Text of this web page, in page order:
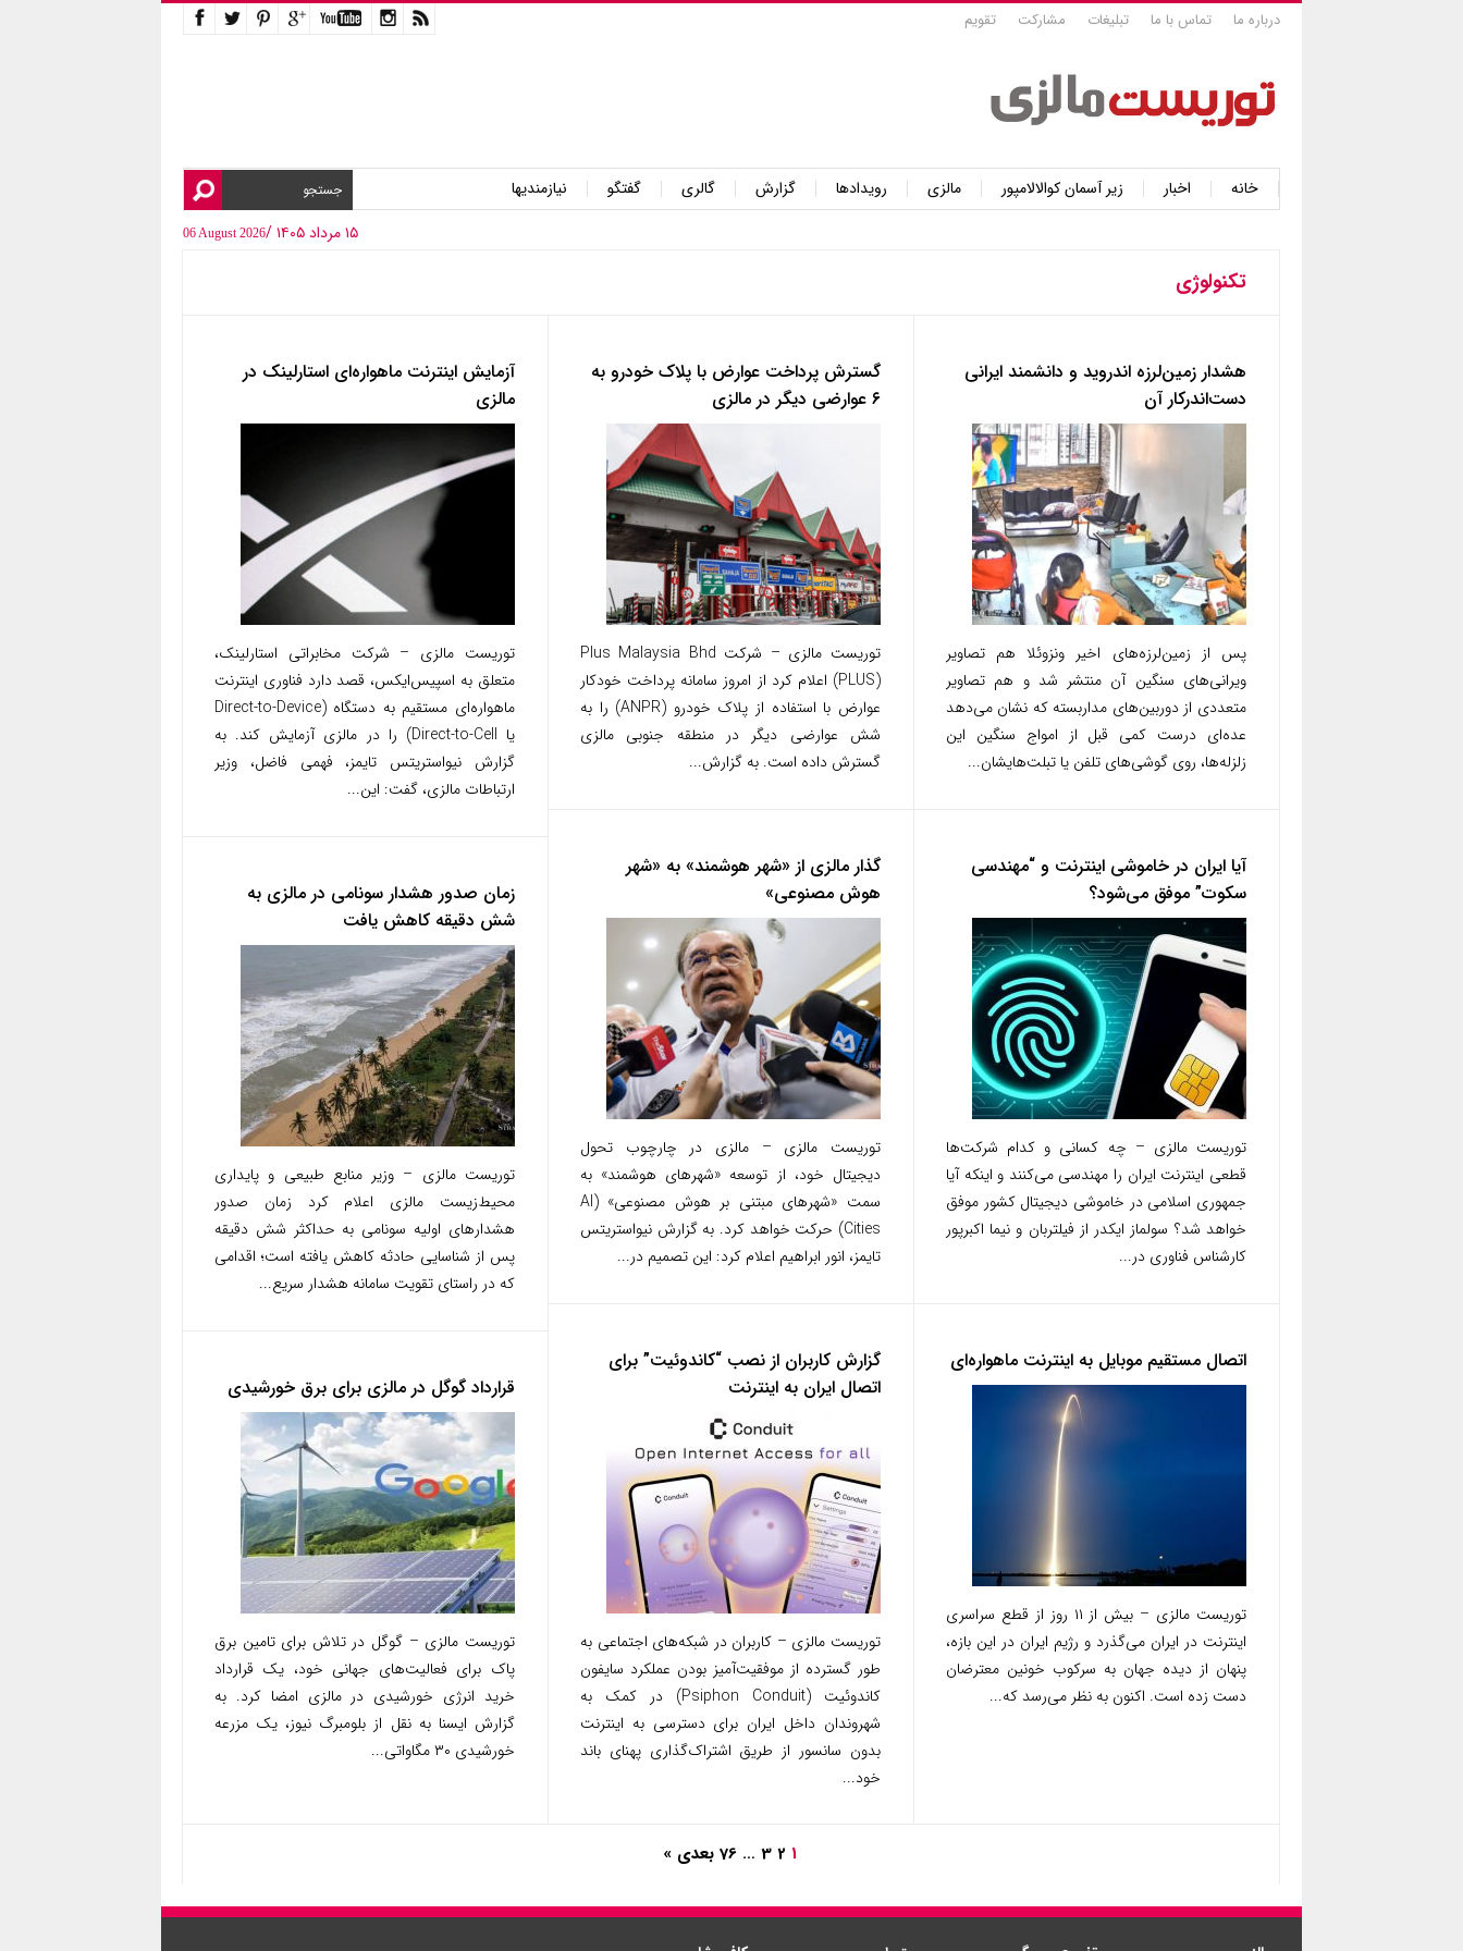
درباره ما تماس با ما تبلیغات مشارکت تقویم
خانه اخبار زیر آسمان کوالالامپور مالزی رویدادها گزارش گالری گفتگو
نیازمندیها
۱۵ مرداد ۱۴۰۵ /
06 August 2026
تکنولوژی
آزمایش اینترنت ماهواره‌ای استارلینک در
مالزی
توریست مالزی – شرکت مخابراتی استارلینک،
متعلق به اسپیس‌ایکس، قصد دارد فناوری اینترنت
ماهواره‌ای مستقیم به دستگاه (Direct-to-Device
یا Direct-to-Cell) را در مالزی آزمایش کند. به
گزارش نیواستریتس تایمز، فهمی فاضل، وزیر
ارتباطات مالزی، گفت: این...
گسترش پرداخت عوارض با پلاک خودرو به
۶ عوارضی دیگر در مالزی
توریست مالزی – شرکت Plus Malaysia Bhd
(PLUS) اعلام کرد از امروز سامانه پرداخت خودکار
عوارض با استفاده از پلاک خودرو (ANPR) را به
شش عوارضی دیگر در منطقه جنوبی مالزی
گسترش داده است. به گزارش...
هشدار زمین‌لرزه اندروید و دانشمند ایرانی
دست‌اندرکار آن
پس از زمین‌لرزه‌های اخیر ونزوئلا هم تصاویر
ویرانی‌های سنگین آن منتشر شد و هم تصاویر
متعددی از دوربین‌های مداربسته که نشان می‌دهد
عده‌ای درست کمی قبل از امواج سنگین این
زلزله‌ها، روی گوشی‌های تلفن یا تبلت‌هایشان...
گذار مالزی از «شهر هوشمند» به «شهر
هوش مصنوعی»
توریست مالزی – مالزی در چارچوب تحول
دیجیتال خود، از توسعه «شهرهای هوشمند» به
سمت «شهرهای مبتنی بر هوش مصنوعی» (AI
Cities) حرکت خواهد کرد. به گزارش نیواستریتس
تایمز، انور ابراهیم اعلام کرد: این تصمیم در...
آیا ایران در خاموشی اینترنت و “مهندسی
سکوت” موفق می‌شود؟
توریست مالزی – چه کسانی و کدام شرکت‌ها
قطعی اینترنت ایران را مهندسی می‌کنند و اینکه آیا
جمهوری اسلامی در خاموشی دیجیتال کشور موفق
خواهد شد؟ سولماز ایکدر از فیلتربان و نیما اکبرپور
کارشناس فناوری در...
زمان صدور هشدار سونامی در مالزی به
شش دقیقه کاهش یافت
توریست مالزی – وزیر منابع طبیعی و پایداری
محیط‌زیست مالزی اعلام کرد زمان صدور
هشدارهای اولیه سونامی به حداکثر شش دقیقه
پس از شناسایی حادثه کاهش یافته است؛ اقدامی
که در راستای تقویت سامانه هشدار سریع...
گزارش کاربران از نصب “کاندوئیت” برای
اتصال ایران به اینترنت
توریست مالزی – کاربران در شبکه‌‌های اجتماعی به
طور گسترده‌ از موفقیت‌آمیز بودن عملکرد سایفون
کاندوئیت (Psiphon Conduit) در کمک به
شهروندان داخل ایران برای دسترسی به اینترنت
بدون سانسور از طریق اشتراک‌گذاری پهنای باند
خود...
اتصال مستقیم موبایل به اینترنت ماهواره‌ای
توریست مالزی – بیش از ۱۱ روز از قطع سراسری
اینترنت در ایران می‌گذرد و رژیم ایران در این بازه،
پنهان از دیده جهان به سرکوب خونین معترضان
دست زده است. اکنون به نظر می‌رسد که...
قرارداد گوگل در مالزی برای برق خورشیدی
توریست مالزی – گوگل در تلاش برای تامین برق
پاک برای فعالیت‌های جهانی خود، یک قرارداد
خرید انرژی خورشیدی در مالزی امضا کرد. به
گزارش ایسنا به نقل از بلومبرگ نیوز، یک مزرعه
خورشیدی ۳۰ مگاواتی...
1
2
3
…
76 بعدی »